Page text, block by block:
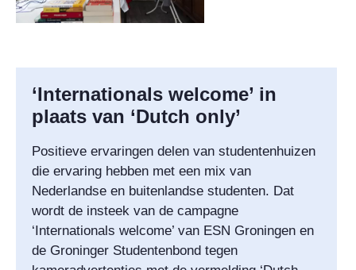
‘Internationals welcome’ in
plaats van ‘Dutch only’
Positieve ervaringen delen van studentenhuizen
die ervaring hebben met een mix van
Nederlandse en buitenlandse studenten. Dat
wordt de insteek van de campagne
‘Internationals welcome’ van ESN Groningen en
de Groninger Studentenbond tegen